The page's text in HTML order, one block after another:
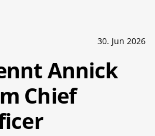
30. Jun 2026
Annick
Chief